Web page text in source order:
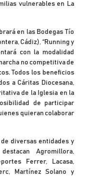
vulnerables en La
en las Bodegas Tío
Cádiz), “Running y
con la modalidad
no competitiva de
Todos los beneficios
a Cáritas Diocesana,
de la Iglesia en la
de participar
quieran colaborar
diversas entidades y
Agromillora,
Ferrer, Lacasa,
Martínez Solano y